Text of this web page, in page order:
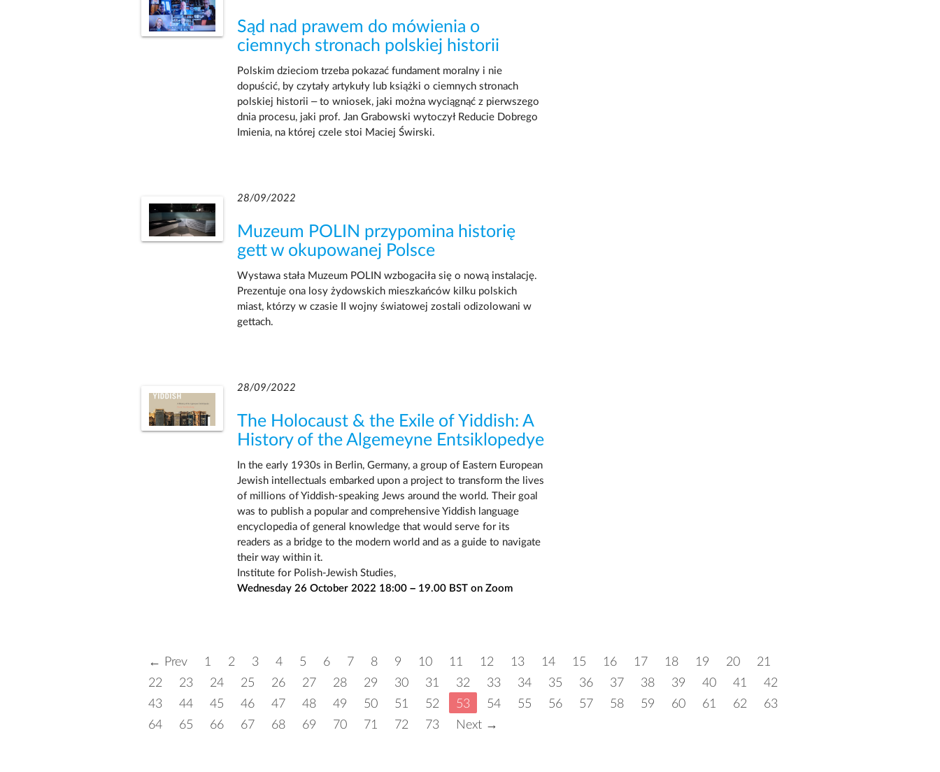
Sąd nad prawem do mówienia o
ciemnych stronach polskiej historii
Polskim dzieciom trzeba pokazać fundament moralny i nie
dopuścić, by czytały artykuły lub książki o ciemnych stronach
polskiej historii – to wniosek, jaki można wyciągnąć z pierwszego
dnia procesu, jaki prof. Jan Grabowski wytoczył Reducie Dobrego
Imienia, na której czele stoi Maciej Świrski.
28/09/2022
Muzeum POLIN przypomina historię
gett w okupowanej Polsce
Wystawa stała Muzeum POLIN wzbogaciła się o nową instalację.
Prezentuje ona losy żydowskich mieszkańców kilku polskich
miast, którzy w czasie II wojny światowej zostali odizolowani w
gettach.
28/09/2022
The Holocaust & the Exile of Yiddish: A
History of the Algemeyne Entsiklopedye
In the early 1930s in Berlin, Germany, a group of Eastern European
Jewish intellectuals embarked upon a project to transform the lives
of millions of Yiddish-speaking Jews around the world. Their goal
was to publish a popular and comprehensive Yiddish language
encyclopedia of general knowledge that would serve for its
readers as a bridge to the modern world and as a guide to navigate
their way within it.
Institute for Polish-Jewish Studies,
Wednesday 26 October 2022 18:00 – 19.00 BST on Zoom
← Prev 1 2 3 4 5 6 7 8 9 10 11 12 13 14 15 16 17 18 19 20
21
22
23 24 25 26 27 28 29 30 31 32 33 34 35 36 37 38 39 40 41
42
43
44 45 46 47 48 49 50 51 52 53 54 55 56 57 58 59 60 61 62
63
64
65 66 67 68 69 70 71 72 73 Next →